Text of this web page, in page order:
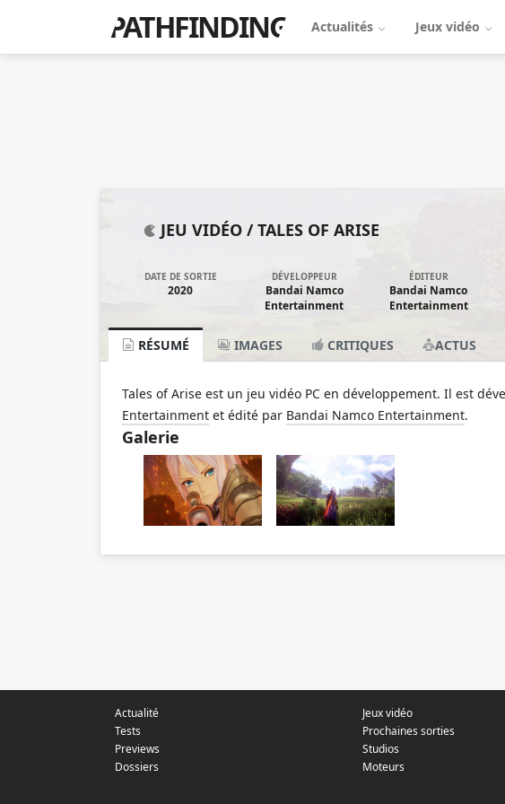
PATHFINDING Actualités Jeux vidéo
JEU VIDÉO /TALES OF ARISE
DATE DE SORTIE
2020
DÉVELOPPEUR
Bandai Namco
Entertainment
ÉDITEUR
Bandai Namco
Entertainment
RÉSUMÉ IMAGES CRITIQUES ACTUS
Tales of Arise est un jeu vidéo PC en développement. Il est
Entertainment et édité par Bandai Namco Entertainment.
Galerie
Actualité
Tests
Previews
Dossiers
Jeux vidéo
Prochaines sorties
Studios
Moteurs